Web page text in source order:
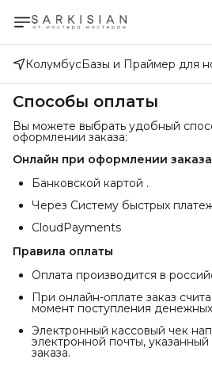
КолумбусБазы и Праймер для
Способы оплаты
Вы можете выбрать удобный
оформлении заказа:
Онлайн при оформлении
Банковской картой .
Через Систему быстрых
CloudPayments
Правила оплаты
Оплата производится в
При онлайн-оплате заказ
момент поступления
Электронный кассовый чек
электронной почты,
заказа.